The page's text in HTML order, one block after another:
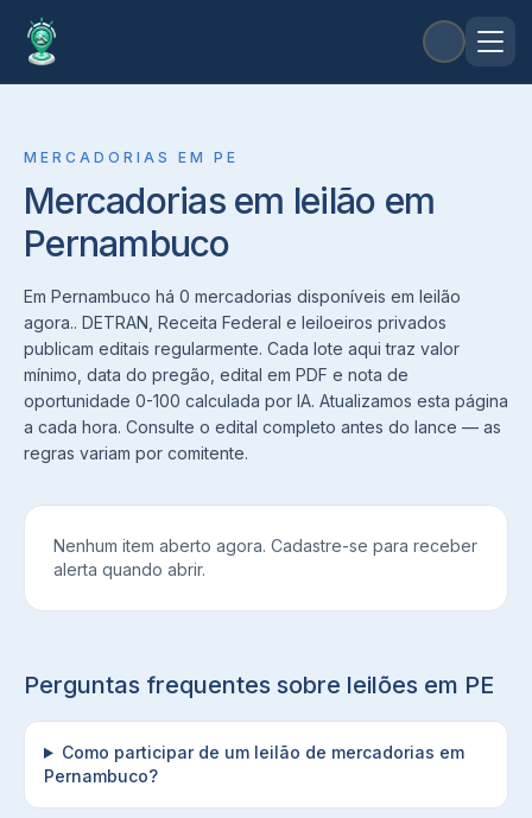
MERCADORIAS EM PE
Mercadorias em leilão em
Pernambuco
Em Pernambuco há 0 mercadorias disponíveis em leilão
agora.. DETRAN, Receita Federal e leiloeiros privados
publicam editais regularmente. Cada lote aqui traz valor
mínimo, data do pregão, edital em PDF e nota de
oportunidade 0-100 calculada por IA. Atualizamos esta página
a cada hora. Consulte o edital completo antes do lance — as
regras variam por comitente.
Nenhum item aberto agora. Cadastre-se para receber
alerta quando abrir.
Perguntas frequentes sobre leilões em PE
Como participar de um leilão de mercadorias em
Pernambuco?